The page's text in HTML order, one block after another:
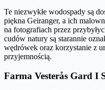
Te niezwykłe wodospady są
piękna Geiranger, a ich
na fotografiach przez
cudów natury są starannie
wędrówek oraz korzystanie z
przyjemnością.
Farma Vesterås Gard I